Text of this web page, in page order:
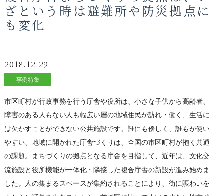
ざという時は避難所や防災拠点に
も変化
2018.12.29
事例特集
市区町村が行政事務を行う庁舎や役所は、小さな子供から高齢者、
障害のある人もない人も幅広い層の地域住民が訪れ・働く、生活に
は欠かすことができない公共施設です。誰にも優しく、誰もが使い
やすい、地域に開かれた庁舎づくりは、全国の市区町村が抱く共通
の課題。まちづくりの拠点となる庁舎を目指して、近年は、文化交
流施設と役所機能が一体化・隣接した複合庁舎の新設が進み始めま
した。人の集まるスペースが集約されることにより、街に賑わいを